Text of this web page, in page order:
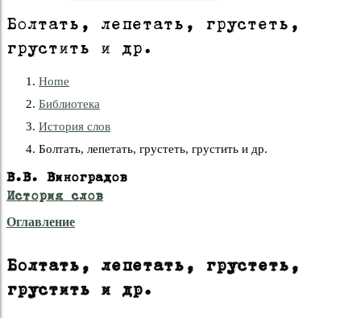
Болтать, лепетать, грустеть,
грустить и др.
Home
Библиотека
История слов
Болтать, лепетать, грустеть, грустить и др.
В.В. Виноградов
История слов
Оглавление
Болтать, лепетать, грустеть,
грустить и др.